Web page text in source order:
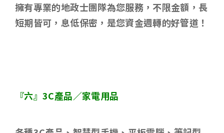
擁有專業的地政士團隊為您服務，不限金額，長
短期皆可，息低保密，是您資金週轉的好管道！
『六』3C產品／家電用品